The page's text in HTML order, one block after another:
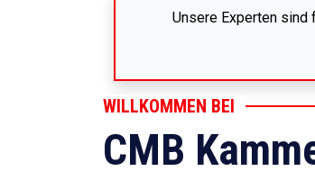
Unsere Experten sind
WILLKOMMEN BEI
CMB